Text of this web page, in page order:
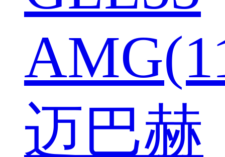
迈巴赫